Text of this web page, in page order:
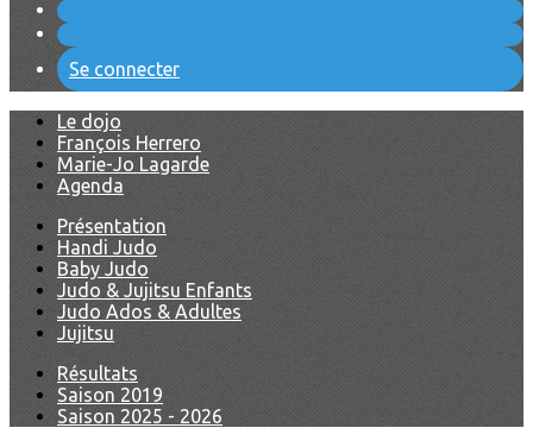
Se connecter
Le dojo
François Herrero
Marie-Jo Lagarde
Agenda
Présentation
Handi Judo
Baby Judo
Judo & Jujitsu Enfants
Judo Ados & Adultes
Jujitsu
Résultats
Saison 2019
Saison 2025 - 2026